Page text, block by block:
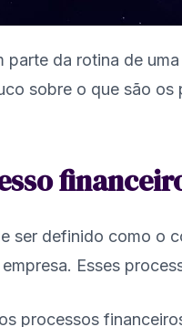
parte da rotina de
sobre o que são
ser definido como o
Esses
processos